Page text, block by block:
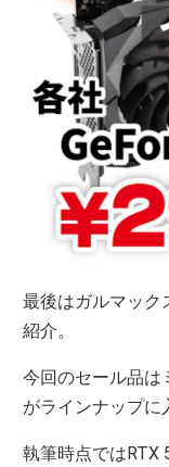
最後はガルマック
紹介。
今回のセール品は
がラインナップに
執筆時点ではRTX